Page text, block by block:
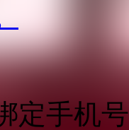
定手机号